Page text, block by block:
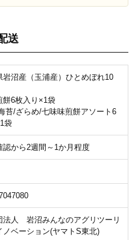
送
岩沼産（玉浦産）ひとめぼれ10
餅6枚入り×1袋
苔/ざらめ/七味味煎餅アソート6
袋
認から2週間～1か月程度
法人 岩沼みんなのアグリツーリ
ノベーション(ヤマトS東北)